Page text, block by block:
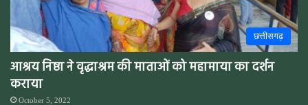
छत्तीसगढ़
आश्रय निष्ठा ने वृद्धाश्रम की माताओं को महामाया का दर्शन
कराया
October 5, 2022